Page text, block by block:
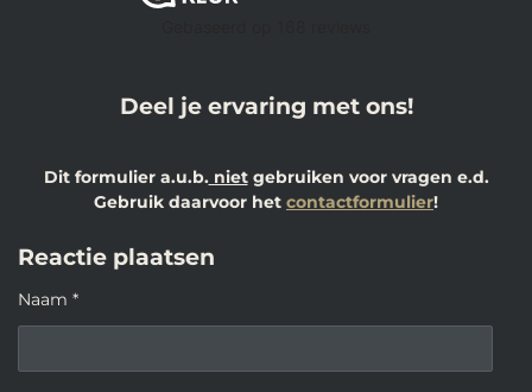
Deel je ervaring met ons!
Dit formulier a.u.b.nietgebruiken voor vragen e.d.
Gebruik daarvoor het contactformulier!
Reactie plaatsen
Naam *